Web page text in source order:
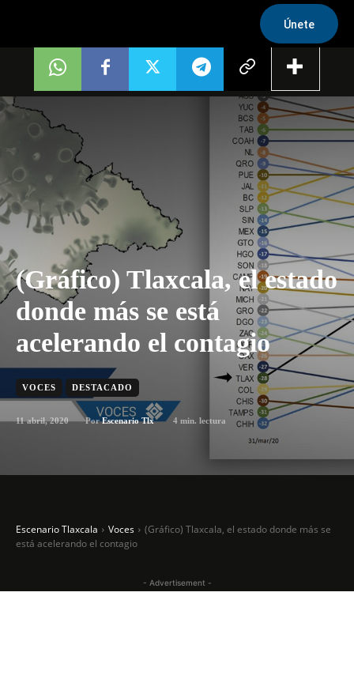
Únete
(Gráfico) Tlaxcala, el estado
donde más se está
acelerando el contagio
VOCES DESTACADO
11 abril, 2020 Por Escenario Tlx 4 min. lectura
Escenario Tlaxcala Voces
(Gráfico) Tlaxcala, el estado donde más se
está acelerando el contagio
- Advertisement -